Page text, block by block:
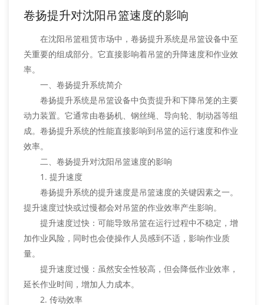
卷扬提升对沈阳吊篮速度的影响
在沈阳吊篮租赁市场中，卷扬提升系统是吊篮设备中至
关重要的组成部分。它直接影响着吊篮的升降速度和作业效
率。
一、卷扬提升系统简介
卷扬提升系统是吊篮设备中负责提升和下降吊笼的主要
动力装置。它通常由卷扬机、钢丝绳、导向轮、制动器等组
成。卷扬提升系统的性能直接影响到吊篮的运行速度和作业
效率。
二、卷扬提升对沈阳吊篮速度的影响
1. 提升速度
卷扬提升系统的提升速度是吊篮速度的关键因素之一。
提升速度过快或过慢都会对吊篮的作业效率产生影响。
提升速度过快：可能导致吊篮在运行过程中不稳定，增
加作业风险，同时也会使操作人员感到不适，影响作业质
量。
提升速度过慢：虽然安全性较高，但会降低作业效率，
延长作业时间，增加人力成本。
2. 传动效率